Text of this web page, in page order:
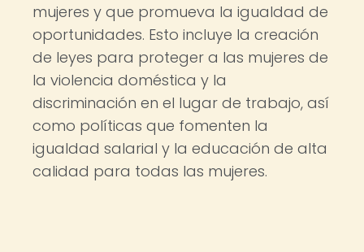
mujeres y que promueva la igualdad de
oportunidades. Esto incluye la creación
de leyes para proteger a las mujeres de
la violencia doméstica y la
discriminación en el lugar de trabajo, así
como políticas que fomenten la
igualdad salarial y la educación de alta
calidad para todas las mujeres.